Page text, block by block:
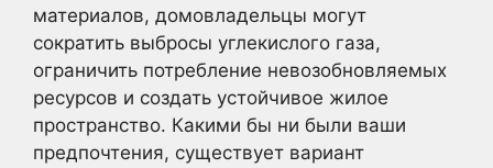
материалов, домовладельцы могут
сократить выбросы углекислого газа,
ограничить потребление невозобновляемых
ресурсов и создать устойчивое жилое
пространство. Какими бы ни были ваши
предпочтения, существует вариант